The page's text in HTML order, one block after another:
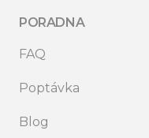
PORADNA
FAQ
Poptávka
Blog